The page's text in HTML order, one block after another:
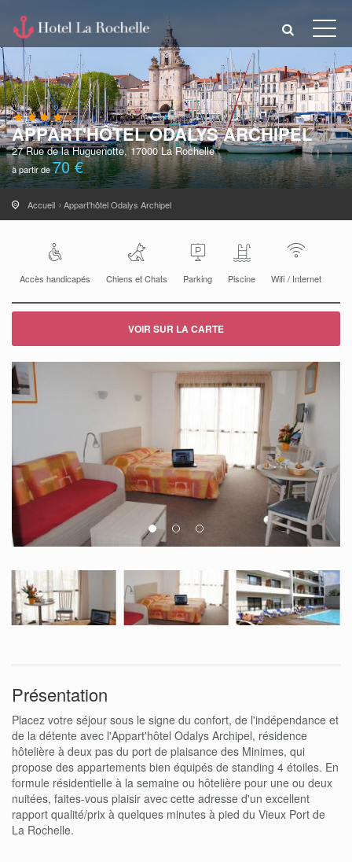
APPART'HÔTEL ODALYS ARCHIPEL
27 Rue de la Huguenotte, 17000 La Rochelle
à partir de70 €
Accueil Appart'hôtel Odalys Archipel
Accès handicapés Chiens et Chats Parking Piscine Wifi / Internet
VOIR SUR LA CARTE
Présentation
Placez votre séjour sous le signe du confort, de l'indépendance et
de la détente avec l'Appart'hôtel Odalys Archipel, résidence
hôtelière à deux pas du port de plaisance des Minimes, qui
propose des appartements bien équipés de standing 4 étoiles. En
formule résidentielle à la semaine ou hôtelière pour une ou deux
nuitées, faites-vous plaisir avec cette adresse d'un excellent
rapport qualité/prix à quelques minutes à pied du Vieux Port de
La Rochelle.